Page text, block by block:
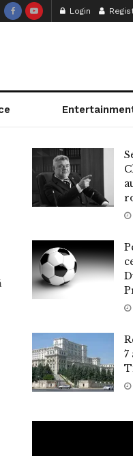
Login
7